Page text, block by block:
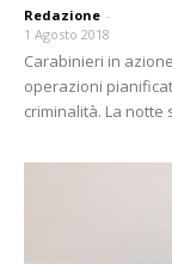
Redazione -
1 Agosto 2018
Carabinieri in
operazioni
criminalità. La notte